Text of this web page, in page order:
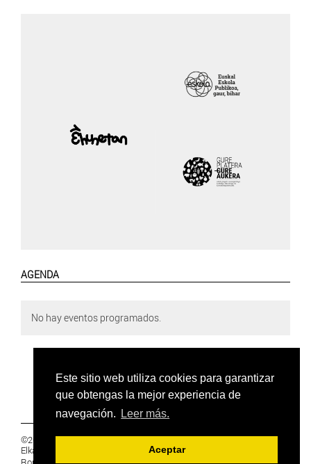
Este sitio web utiliza cookies para garantizar
que obtengas la mejor experiencia de
navegación.
Leer más.
Aceptar
AGENDA
No hay eventos programados.
©2019 Euskal Herriko Ikasleen Gurasoen
Elkartea -